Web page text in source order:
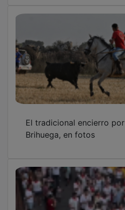
Brihuega, en fotos